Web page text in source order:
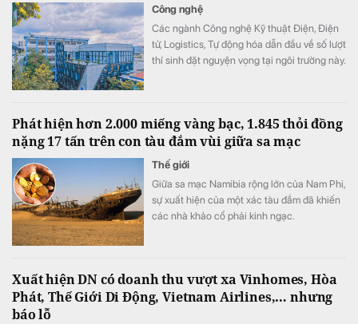
Công nghệ
Các ngành Công nghệ Kỹ thuật Điện, Điện
tử, Logistics, Tự động hóa dẫn đầu về số lượt
thí sinh đặt nguyện vọng tại ngôi trường này.
Phát hiện hơn 2.000 miếng vàng bạc, 1.845 thỏi đồng
nặng 17 tấn trên con tàu đắm vùi giữa sa mạc
Thế giới
Giữa sa mạc Namibia rộng lớn của Nam Phi,
sự xuất hiện của một xác tàu đắm đã khiến
các nhà khảo cổ phải kinh ngạc.
Xuất hiện DN có doanh thu vượt xa Vinhomes, Hòa
Phát, Thế Giới Di Động, Vietnam Airlines,… nhưng
báo lỗ